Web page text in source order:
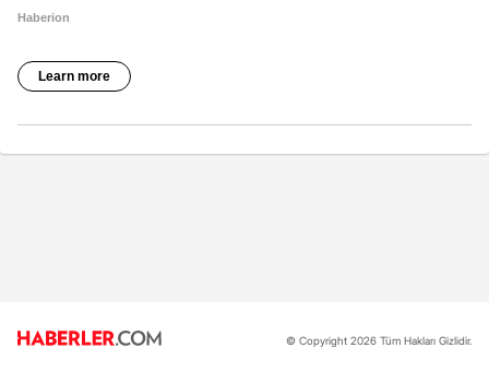
© Copyright 2026 Tüm Hakları Gizlidir.